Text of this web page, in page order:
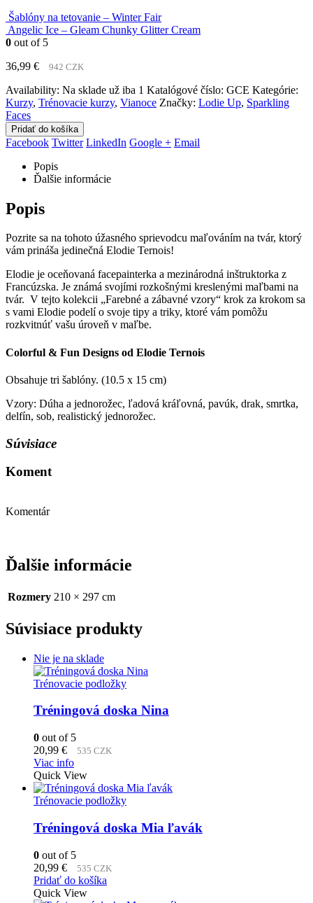
Šablóny na tetovanie – Winter Fair
Angelic Ice – Gleam Chunky Glitter Cream
0 out of 5
36,99 € 942 CZK
Availability: Na sklade už iba 1 Katalógové číslo: GCE Kategórie:
Kurzy, Trénovacie kurzy, Vianoce Značky: Lodie Up, Sparkling
Faces
Pridať do košíka
Facebook Twitter LinkedIn Google + Email
Popis
Ďalšie informácie
Popis
Pozrite sa na tohoto úžasného sprievodcu maľováním na tvár, ktorý
vám prináša jedinečná Elodie Ternois!
Elodie je oceňovaná facepainterka a mezinárodná inštruktorka z
Francúzska. Je známá svojími rozkošnými kreslenými maľbami na
tvár. V tejto kolekcii „Farebné a zábavné vzory“ krok za krokom sa
s vami Elodie podelí o svoje tipy a triky, ktoré vám pomôžu
rozkvitnúť vašu úroveň v maľbe.
Colorful & Fun Designs od Elodie Ternois
Obsahuje tri šablóny. (10.5 x 15 cm)
Vzory: Dúha a jednorožec, ľadová kráľovná, pavúk, drak, smrtka,
delfín, sob, realistický jednorožec.
Súvisiace
Koment
Komentár
Ďalšie informácie
Rozmery 210 × 297 cm
Súvisiace produkty
Nie je na sklade
Trénovacie podložky
Tréningová doska Nina
0 out of 5
20,99 € 535 CZK
Viac info
Quick View
Trénovacie podložky
Tréningová doska Mia ľavák
0 out of 5
20,99 € 535 CZK
Pridať do košíka
Quick View